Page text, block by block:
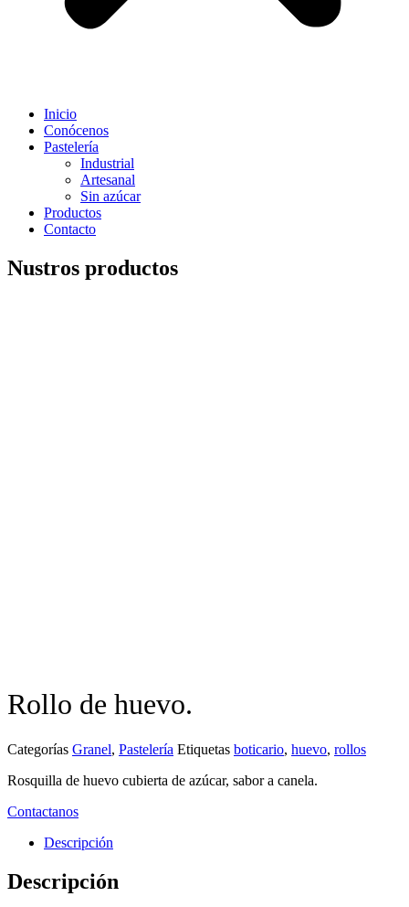
Inicio
Conócenos
Pastelería
Industrial
Artesanal
Sin azúcar
Productos
Contacto
Nustros productos
Rollo de huevo.
Categorías Granel, Pastelería Etiquetas boticario, huevo, rollos
Rosquilla de huevo cubierta de azúcar, sabor a canela.
Contactanos
Descripción
Descripción